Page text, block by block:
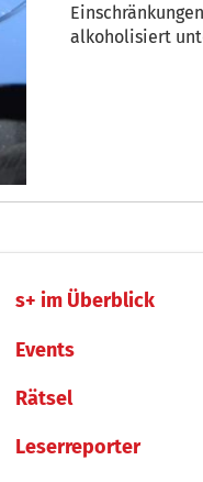
alkoholisiert
s+ im Überblick
Events
Rätsel
Leserreporter